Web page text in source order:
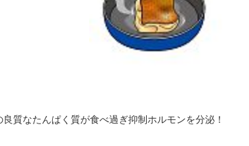
質なたんぱく質が食べ過ぎ抑制ホルモンを分泌！